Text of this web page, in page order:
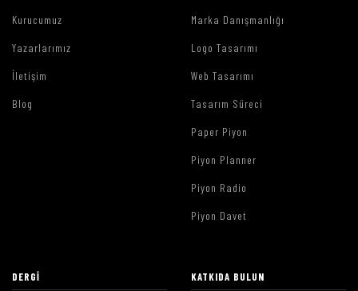
Kurucumuz
Yazarlarımız
İletişim
Blog
Marka Danışmanlığı
Logo Tasarımı
Web Tasarımı
Tasarım Süreci
Paper Piyon
Piyon Planner
Piyon Radio
Piyon Davet
DERGI KATKIDA BULUN